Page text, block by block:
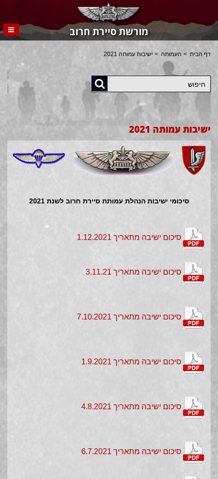
מורשת סיירת חרוב
דף הבית העמותה ישיבות עמותה 2021
חיפוש
ישיבות עמותה 2021
סיכומי ישיבות הנהלת עמותת סיירת חרוב לשנת 2021
סיכום ישיבה מתאריך 1.12.2021
סיכום ישיבה מתאריך 3.11.21
סיכום ישיבה מתאריך 7.10.2021
סיכום ישיבה מתאריך 1.9.2021
סיכום ישיבה מתאריך 4.8.2021
סיכום ישיבה מתאריך 6.7.2021